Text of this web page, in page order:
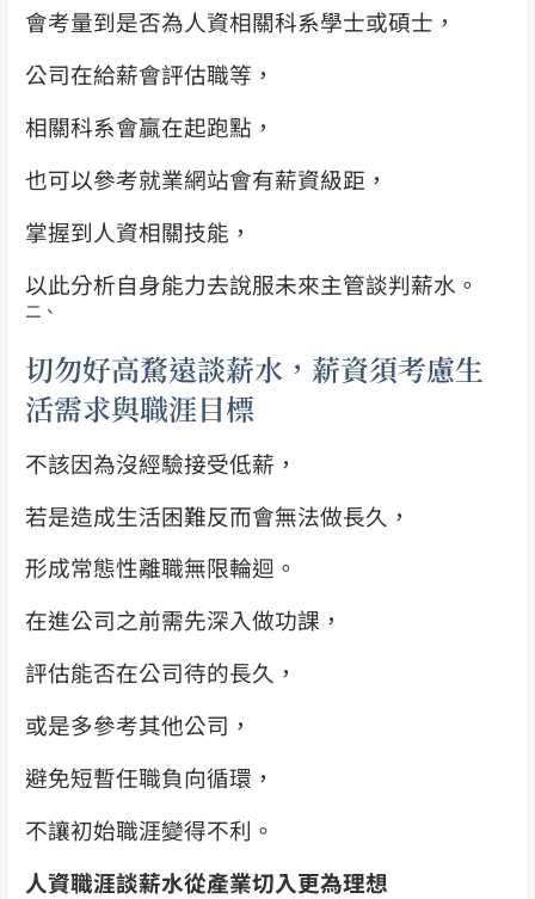
會考量到是否為人資相關科系學士或碩士，
公司在給薪會評估職等，
相關科系會贏在起跑點，
也可以參考就業網站會有薪資級距，
掌握到人資相關技能，
以此分析自身能力去說服未來主管談判薪水。
二、
切勿好高騖遠談薪水，薪資須考慮生
活需求與職涯目標
不該因為沒經驗接受低薪，
若是造成生活困難反而會無法做長久，
形成常態性離職無限輪迴。
在進公司之前需先深入做功課，
評估能否在公司待的長久，
或是多參考其他公司，
避免短暫任職負向循環，
不讓初始職涯變得不利。
人資職涯談薪水從產業切入更為理想